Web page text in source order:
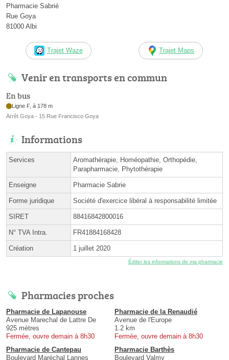
Pharmacie Sabrié
Rue Goya
81000 Albi
Trajet Waze Trajet Maps
Venir en transports en commun
En bus
Ligne F, à 178 m
Arrêt Goya - 15 Rue Francisco Goya
Informations
Services
Aromathérapie, Homéopathie, Orthopédie,
Parapharmacie, Phytothérapie
Enseigne Pharmacie Sabrie
Forme juridique Société d'exercice libéral à responsabilité limitée
SIRET 88416842800016
N° TVA Intra. FR41884168428
Création 1 juillet 2020
Éditer les informations de ma pharmacie
Pharmacies proches
Pharmacie de Lapanouse
Avenue Marechal de Lattre De
925 mètres
Fermée, ouvre demain à 8h30
Pharmacie de la Renaudié
Avenue de l'Europe
1.2 km
Fermée, ouvre demain à 8h30
Pharmacie de Cantepau
Boulevard Maréchal Lannes
Pharmacie Barthès
Boulevard Valmy